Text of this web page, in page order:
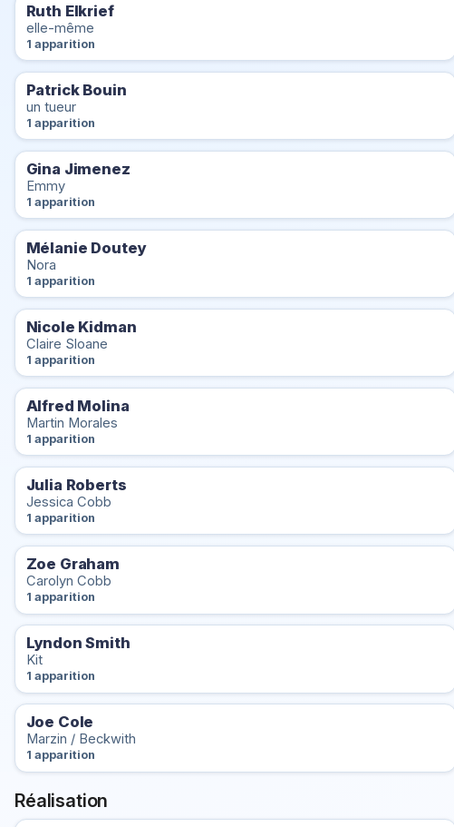
Ruth Elkrief
elle-même
1 apparition
Patrick Bouin
un tueur
1 apparition
Gina Jimenez
Emmy
1 apparition
Mélanie Doutey
Nora
1 apparition
Nicole Kidman
Claire Sloane
1 apparition
Alfred Molina
Martin Morales
1 apparition
Julia Roberts
Jessica Cobb
1 apparition
Zoe Graham
Carolyn Cobb
1 apparition
Lyndon Smith
Kit
1 apparition
Joe Cole
Marzin / Beckwith
1 apparition
Réalisation